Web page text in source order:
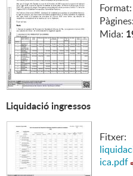
Format:
Pàgines:
Mida:
Liquidació ingressos
Fitxer:
ica.pdf